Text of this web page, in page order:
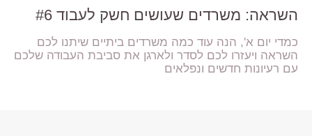
השראה: משרדים שעושים חשק לעבוד #6
כמדי יום א', הנה עוד כמה משרדים ביתיים שיתנו לכם
השראה ויעזרו לכם לסדר ולארגן את סביבת העבודה שלכם
עם רעיונות חדשים ונפלאים